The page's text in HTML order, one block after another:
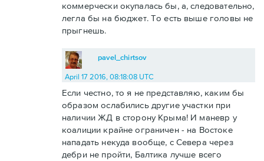
коммерчески окупалась бы, а, следовательно,
легла бы на бюджет. То есть выше головы не
прыгнешь.
pavel_chirtsov
April 17 2016, 08:18:08 UTC
Если честно, то я не представляю, каким бы
образом ослабились другие участки при
наличии ЖД в сторону Крыма! И маневр у
коалиции крайне ограничен - на Востоке
нападать некуда вообще, с Севера через
дебри не пройти, Балтика лучше всего